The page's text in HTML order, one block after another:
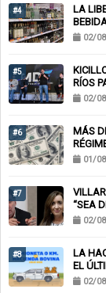
#4
LA
02/
#5
RÍOS
02/
#6
MÁS
01/
#7
“SEA
02/
#8
LA
EL
02/